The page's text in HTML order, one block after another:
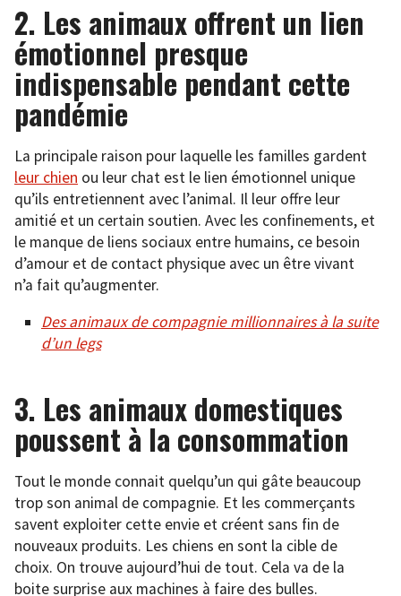
2. Les animaux offrent un lien
émotionnel presque
indispensable pendant cette
pandémie
La principale raison pour laquelle les familles gardent
leur chien ou leur chat est le lien émotionnel unique
qu’ils entretiennent avec l’animal. Il leur offre leur
amitié et un certain soutien. Avec les confinements, et
le manque de liens sociaux entre humains, ce besoin
d’amour et de contact physique avec un être vivant
n’a fait qu’augmenter.
Des animaux de compagnie millionnaires à la suite
d’un legs
3. Les animaux domestiques
poussent à la consommation
Tout le monde connait quelqu’un qui gâte beaucoup
trop son animal de compagnie. Et les commerçants
savent exploiter cette envie et créent sans fin de
nouveaux produits. Les chiens en sont la cible de
choix. On trouve aujourd’hui de tout. Cela va de la
boite surprise aux machines à faire des bulles.